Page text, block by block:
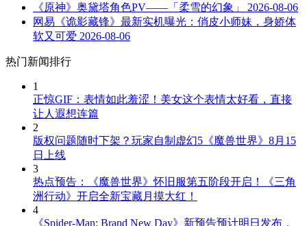
《原神》奥黛塔角色PV——「柔雪的幻象」
2026-08-06
网易《诡影藏锋》最新实机曝光：俏皮小师妹，身娇体
软又可爱 2026-08-06
热门新闻排行
1
正惊GIF：表情如此羞涩！美女这个表情太好看，直接
让人遐想连篇
2
版权问题随时下架？玩家自制虚幻5《魔兽世界》8月15
日上线
3
热点预告：《魔兽世界》怀旧服第五阶段开启！《三角
洲行动》开启全新宝藏月摸大红！
4
《Spider-Man: Brand New Day》新预告预计明日发布，